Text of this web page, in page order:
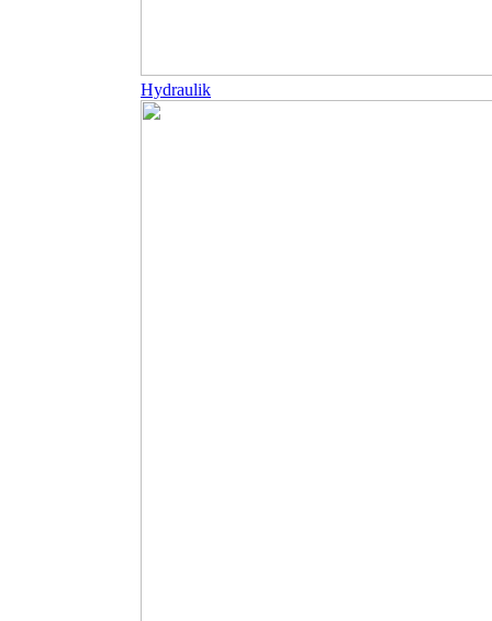
Hydraulik